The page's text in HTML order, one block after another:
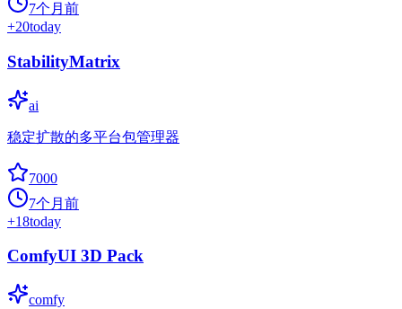
7个月前
+20today
StabilityMatrix
ai
稳定扩散的多平台包管理器
7000
7个月前
+18today
ComfyUI 3D Pack
comfy